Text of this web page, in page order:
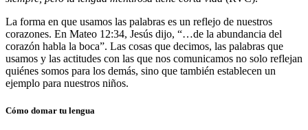
La forma en que usamos las palabras es un reflejo de nuestros
corazones. En Mateo 12:34, Jesús dijo, “…de la abundancia del
corazón habla la boca”. Las cosas que decimos, las palabras que
usamos y las actitudes con las que nos comunicamos no solo reflejan
quiénes somos para los demás, sino que también establecen un
ejemplo para nuestros niños.
Cómo domar tu lengua